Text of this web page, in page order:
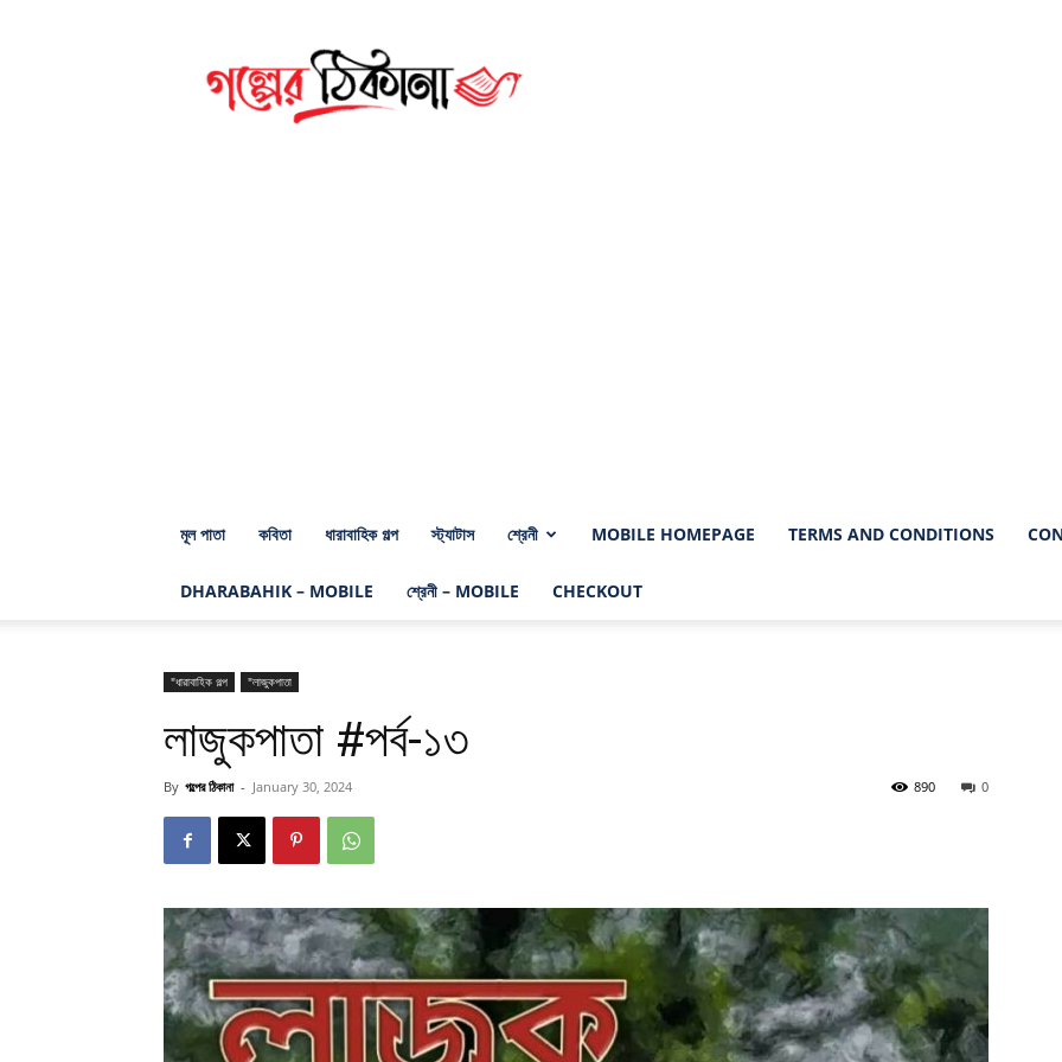
গল্পের
ঠিকানা
ডট
মূল পাতা কবিতা ধারাবাহিক গল্প স্ট্যাটাস শ্রেনী MOBILE HOMEPAGE TERMS AND CONDITIONS
DHARABAHIK – MOBILE শ্রেনী – MOBILE CHECKOUT
"ধারাবাহিক গল্প "লাজুকপাতা
লাজুকপাতা #পর্ব-১৩
By গল্পের ঠিকানা - January 30, 2024 0
890